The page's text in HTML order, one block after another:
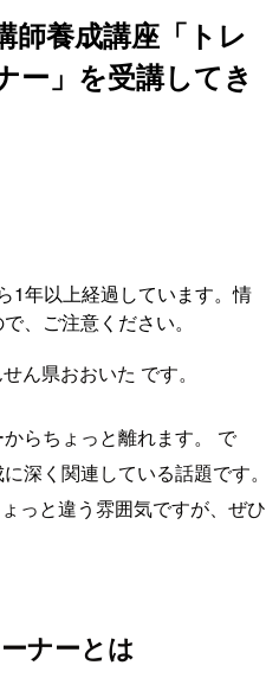
師養成講座「トレ
ー」を受講してき
1年以上経過しています。情
、ご注意ください。
ん県おおいた です。
らちょっと離れます。 で
深く関連している話題です。
っと違う雰囲気ですが、ぜひ
ナーとは